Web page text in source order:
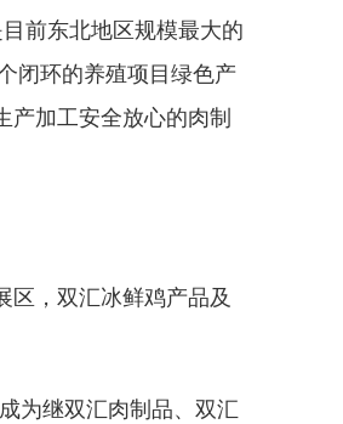
前东北地区规模最大的
闭环的养殖项目绿色产
加工安全放心的肉制
区，双汇冰鲜鸡产品及
为继双汇肉制品、双汇